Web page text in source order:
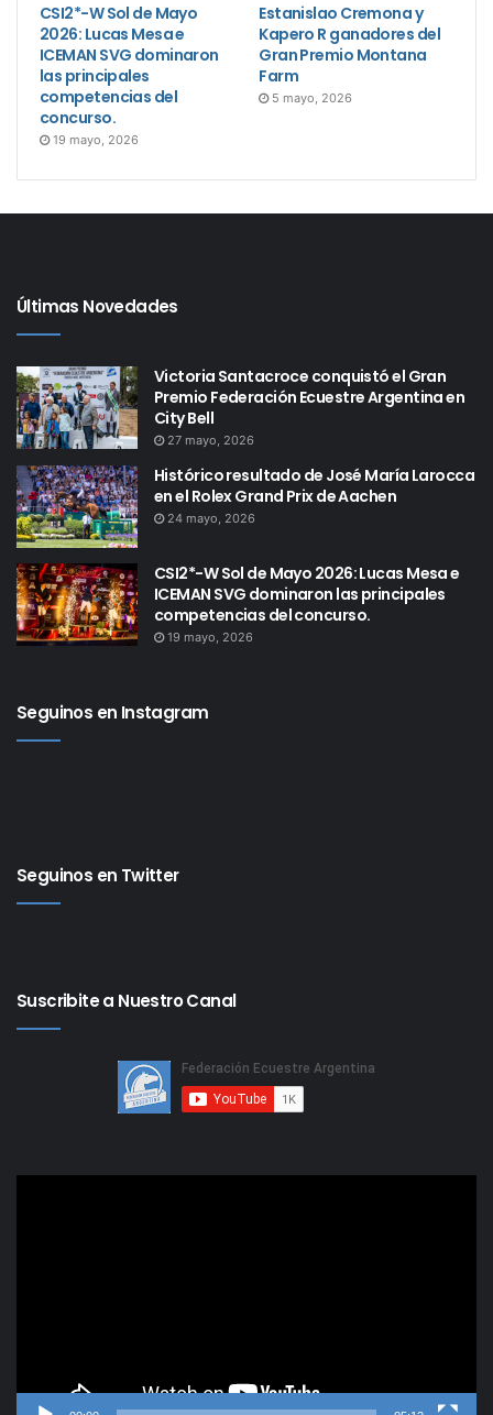
CSI2*-W Sol de Mayo
2026: Lucas Mesa e
ICEMAN SVG dominaron
las principales
competencias del
concurso.
19 mayo, 2026
Estanislao Cremona y
Kapero R ganadores del
Gran Premio Montana
Farm
5 mayo, 2026
Últimas Novedades
Victoria Santacroce conquistó el Gran
Premio Federación Ecuestre Argentina en
City Bell
27 mayo, 2026
Histórico resultado de José María Larocca
en el Rolex Grand Prix de Aachen
24 mayo, 2026
CSI2*-W Sol de Mayo 2026: Lucas Mesa e
ICEMAN SVG dominaron las principales
competencias del concurso.
19 mayo, 2026
Seguinos en Instagram
Seguinos en Twitter
Suscribite a Nuestro Canal